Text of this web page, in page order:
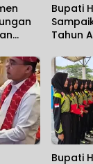
Bupati
Tahun
Bupati